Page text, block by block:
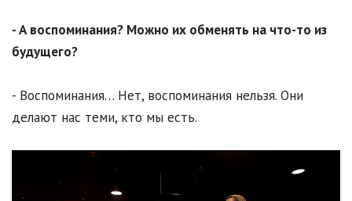
- А воспоминания? Можно их обменять на что-то из
будущего?
- Воспоминания… Нет, воспоминания нельзя. Они
делают нас теми, кто мы есть.